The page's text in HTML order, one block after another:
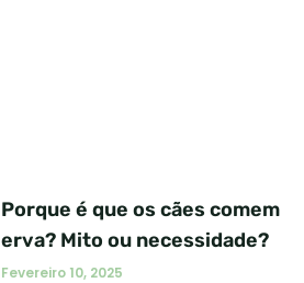
Porque é que os cães comem
erva? Mito ou necessidade?
Fevereiro 10, 2025